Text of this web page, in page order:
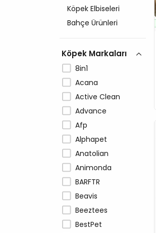
Köpek Elbiseleri
Bahçe Ürünleri
Köpek Markaları
8in1
Acana
Active Clean
Advance
Afp
Alphapet
Anatolian
Animonda
BARFTR
Beavis
Beeztees
BestPet